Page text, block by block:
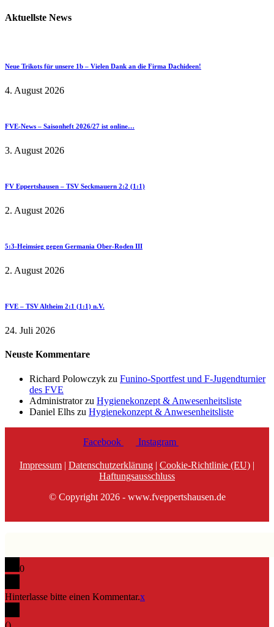
Aktuellste News
Neue Trikots für unsere 1b – Vielen Dank an die Firma Dachideen!
4. August 2026
FVE-News – Saisonheft 2026/27 ist online…
3. August 2026
FV Eppertshausen – TSV Seckmauern 2:2 (1:1)
2. August 2026
5:3-Heimsieg gegen Germania Ober-Roden III
2. August 2026
FVE – TSV Altheim 2:1 (1:1) n.V.
24. Juli 2026
Neuste Kommentare
Richard Polowczyk zu Funino-Sportfest und F-Jugendturnier
des FVE
Administratorzu Hygienekonzept & Anwesenheitsliste
Daniel Elhs zu Hygienekonzept & Anwesenheitsliste
Facebook Instagram
Impressum | Datenschutzerklärung | Cookie-Richtlinie (EU) |
Haftungsausschluss
© Copyright 2026 - www.fveppertshausen.de
0
Hinterlasse bitte einen Kommentar.x
()